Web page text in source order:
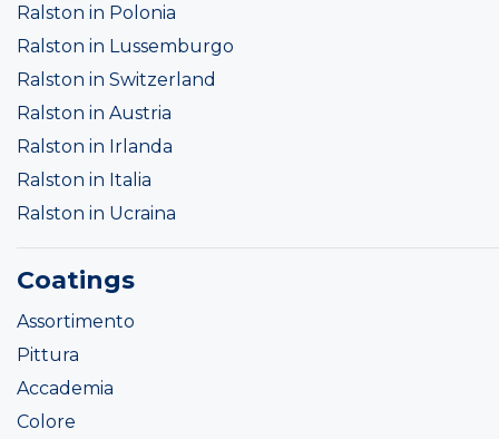
Ralston in Polonia
Ralston in Lussemburgo
Ralston in Switzerland
Ralston in Austria
Ralston in Irlanda
Ralston in Italia
Ralston in Ucraina
Coatings
Assortimento
Pittura
Accademia
Colore